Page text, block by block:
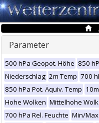
Parameter
500 hPa Geopot. Höhe 850
Niederschlag 2m Temp 700
850 hPa Pot. Äquiv. Temp
Hohe Wolken Mittelhohe
700 hPa Rel. Feuchte Min/